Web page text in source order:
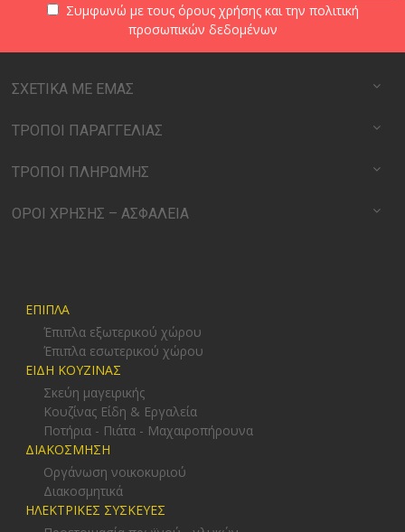
Συμφωνώ με τους όρους χρήσηςκαι την πολιτική
προσωπικών δεδομένων
ΣΧΕΤΙΚΑ ΜΕ ΕΜΑΣ
ΤΡΟΠΟΙ ΠΑΡΑΓΓΕΛΙΑΣ
ΤΡΟΠΟΙ ΠΛΗΡΩΜΗΣ
ΟΡΟΙ ΧΡΗΣΗΣ – ΑΣΦΑΛΕΙΑ
ΕΠΙΠΛΑ
Έπιπλα εξωτερικού χώρου
Έπιπλα εσωτερικού χώρου
ΕΙΔΗ ΚΟΥΖΙΝΑΣ
Σκεύη μαγειρικής
Κουζίνας Είδη & Εργαλεία
Ποτήρια - Πιάτα - Μαχαιροπήρουνα
ΔΙΑΚΟΣΜΗΣΗ
Οργάνωση νοικοκυριού
Διακοσμητικά
ΗΛΕΚΤΡΙΚΕΣ ΣΥΣΚΕΥΕΣ